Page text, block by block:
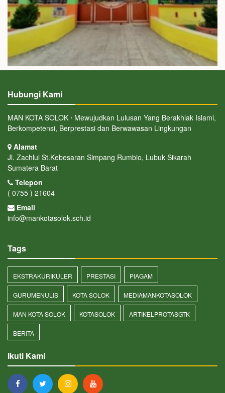
Hubungi Kami
MAN KOTA SOLOK ⋅ Mewujudkan Lulusan Yang Berakhlak Islami,
Berkompetensi, Berprestasi dan Berwawasan Lingkungan
Alamat
Jl. Zachlul St.Kebesaran Simpang Rumbio, Lubuk Sikarah
Sumatera Barat
Telepon
( 0755 ) 21604
Email
info@mankotasolok.sch.id
Tags
EKSTRAKURIKULER PRESTASI PIAGAM
GURUMENULIS KOTA SOLOK MEDIAMANKOTASOLOK
MAN KOTA SOLOK KOTASOLOK ARTIKELPROTASGTK
BERITA
Ikuti Kami